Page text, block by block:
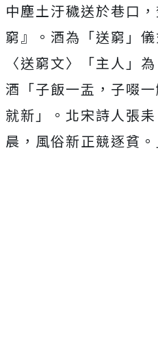
中塵土汙穢送於巷口
窮』。酒為「送窮」
〈送窮文〉「主人」
酒「子飯一盂，子啜
就新」。北宋詩人張
晨，風俗新正競逐貧。